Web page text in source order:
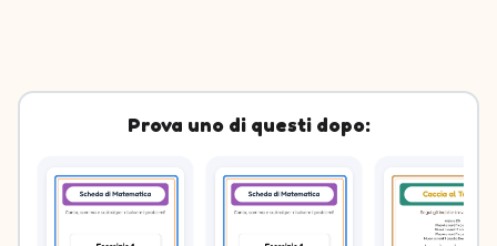
Prova uno di questi dopo: